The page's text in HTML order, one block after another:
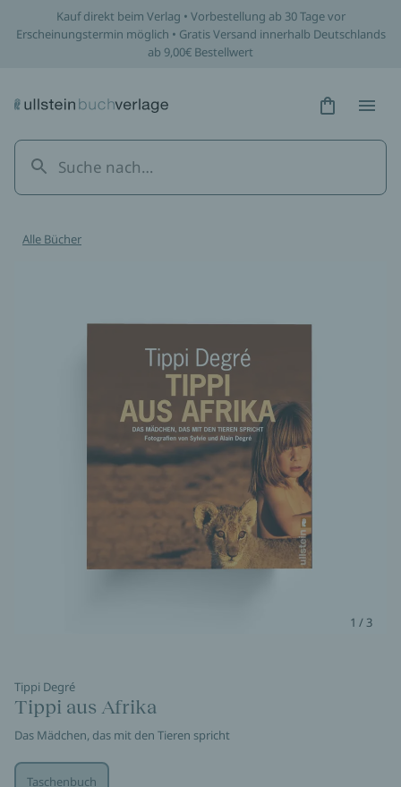
Kauf direkt beim Verlag • Vorbestellung ab 30 Tage vor
Erscheinungstermin möglich • Gratis Versand innerhalb Deutschlands
ab 9,00€ Bestellwert
Hidden
Alle Bücher
1 / 3
Tippi Degré
Tippi aus Afrika
Das Mädchen, das mit den Tieren spricht
Taschenbuch